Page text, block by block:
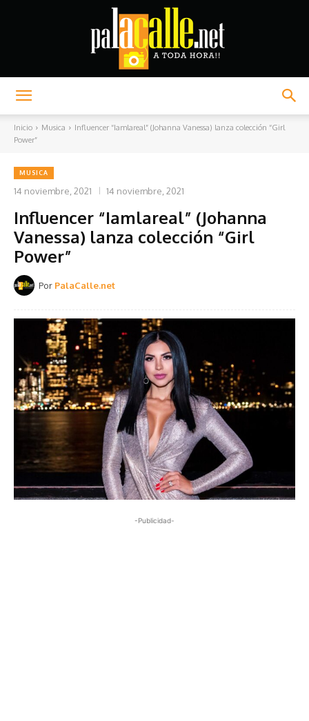
Inicio Musica
Influencer “Iamlareal” (Johanna Vanessa) lanza colección “Girl
Power”
MUSICA
14 noviembre, 2021 14 noviembre, 2021
Influencer “Iamlareal” (Johanna
Vanessa) lanza colección “Girl
Power”
Por PalaCalle.net
-Publicidad-